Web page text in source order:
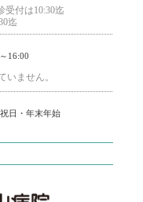
受付は10:30迄
迄
16:00
いません。
日・年末年始